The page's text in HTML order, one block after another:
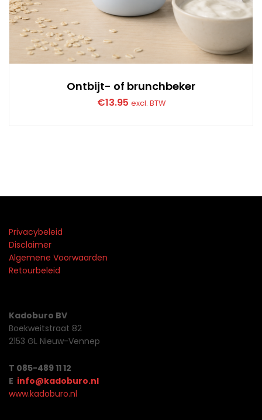
Ontbijt- of brunchbeker
€13.95 excl. BTW
Privacybeleid
Disclaimer
Algemene Voorwaarden
Retourbeleid
Kadoburo BV
Boekweitstraat 82
2153 GL Nieuw-Vennep
T 085-489 11 12
E info@kadoburo.nl
www.kadoburo.nl